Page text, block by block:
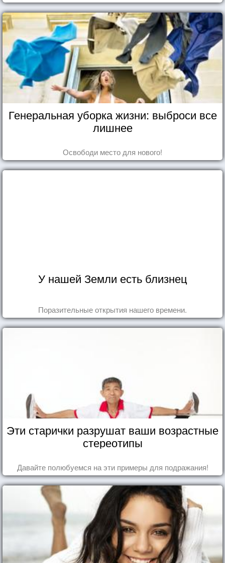
Генеральная уборка жизни: выброси все
лишнее
Освободи место для нового!
У нашей Земли есть близнец
Поразительные открытия нашего времени.
Эти старички разрушат ваши возрастные
стереотипы
Давайте полюбуемся на эти примеры для подражания!